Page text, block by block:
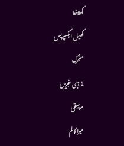
کھلاخط
کھیل ایکسپریس
متحرك
مذہبی خبریں
موسيقى
میرا کالم